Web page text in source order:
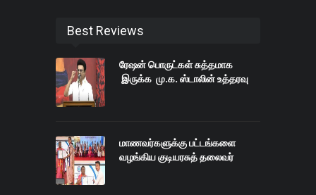
Best Reviews
ரேஷன் பொருட்கள் சுத்தமாக
இருக்க மு.க. ஸ்டாலின் உத்தரவு
மாணவர்களுக்கு பட்டங்களை
வழங்கிய குடியரசுத் தலைவர்